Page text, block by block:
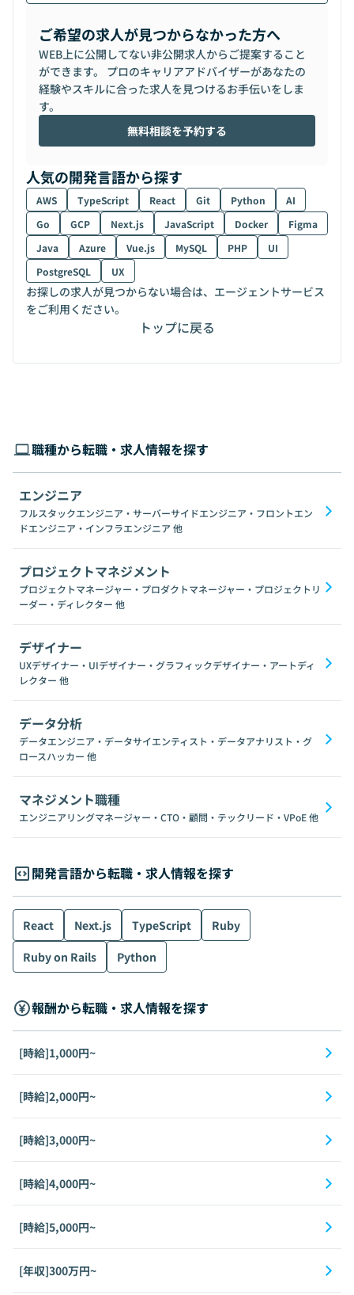
ご希望の求人が見つからなかった方へ
WEB上に公開してない非公開求人からご提案すること
ができます。 プロのキャリアアドバイザーがあなたの
経験やスキルに合った求人を見つけるお手伝いをしま
す。
無料相談を予約する
人気の開発言語から探す
AWS TypeScript React Git Python
AI
Go
GCP Next.js JavaScript Docker
Figma
Java
Azure Vue.js MySQL PHP
UI
PostgreSQL
UX
お探しの求人が見つからない場合は、エージェントサービス
をご利用ください。
トップに戻る
職種から転職・求人情報を探す
エンジニア
フルスタックエンジニア・サーバーサイドエンジニア・フロントエン
ドエンジニア・インフラエンジニア 他
プロジェクトマネジメント
プロジェクトマネージャー・プロダクトマネージャー・プロジェクトリ
ーダー・ディレクター 他
デザイナー
UXデザイナー・UIデザイナー・グラフィックデザイナー・アートディ
レクター 他
データ分析
データエンジニア・データサイエンティスト・データアナリスト・グ
ロースハッカー 他
マネジメント職種
エンジニアリングマネージャー・CTO・顧問・テックリード・VPoE他
開発言語から転職・求人情報を探す
React Next.js TypeScript
Ruby
Ruby on Rails
Python
報酬から転職・求人情報を探す
[時給]1,000円~
[時給]2,000円~
[時給]3,000円~
[時給]4,000円~
[時給]5,000円~
[年収]300万円~